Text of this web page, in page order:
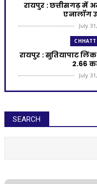
रायपुर : छत्तीसगढ़ में
एनालॉग
July
रायपुर : सुतियापाट
2.66
July
July
SEARCH